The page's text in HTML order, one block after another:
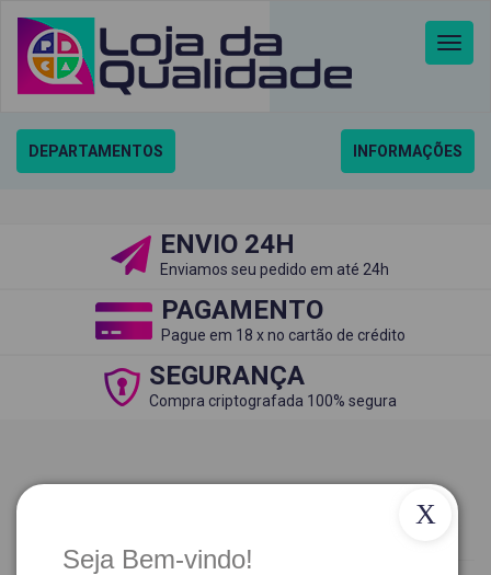
MENU
DEPARTAMENTOS INFORMAÇÕES
ENVIO 24H
Enviamos seu pedido em até 24h
PAGAMENTO
Pague em 18 x no cartão de crédito
SEGURANÇA
Compra criptografada 100% segura
X
Seja Bem-vindo!